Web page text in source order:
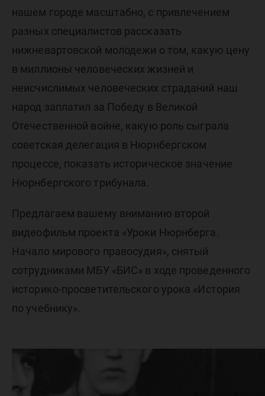
нашем городе масштабно, с привлечением
разных специалистов рассказать
нижневартовской молодежи о том, какую цену
в миллионы человеческих жизней и
неисчислимых человеческих страданий наш
народ заплатил за Победу в Великой
Отечественной войне, какую роль сыграла
советская делегация в Нюрнбергском
процессе, показать историческое значение
Нюрнбергского трибунала.
Предлагаем вашему вниманию второй
видеофильм проекта «Уроки Нюрнберга.
Начало мирового правосудия», снятый
сотрудниками МБУ «БИС» в ходе проведенного
историко-просветительского урока «История
по учебнику».